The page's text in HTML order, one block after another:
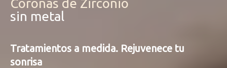
Coronas de Zirconio
sin metal
Tratamientos a medida. Rejuvenece tu
sonrisa